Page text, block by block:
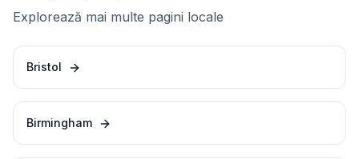
Explorează mai multe pagini locale
Bristol
Birmingham